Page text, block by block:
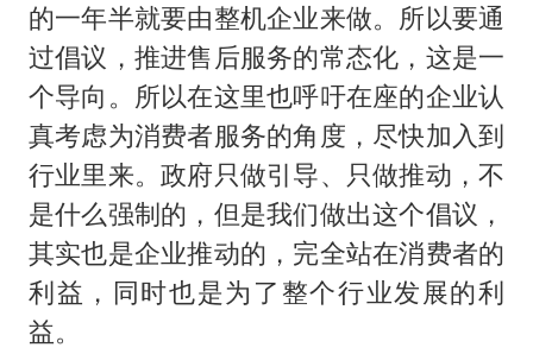
的一年半就要由整机企业来做。所以要通
过倡议，推进售后服务的常态化，这是一
个导向。所以在这里也呼吁在座的企业认
真考虑为消费者服务的角度，尽快加入到
行业里来。政府只做引导、只做推动，不
是什么强制的，但是我们做出这个倡议，
其实也是企业推动的，完全站在消费者的
利益，同时也是为了整个行业发展的利
益。